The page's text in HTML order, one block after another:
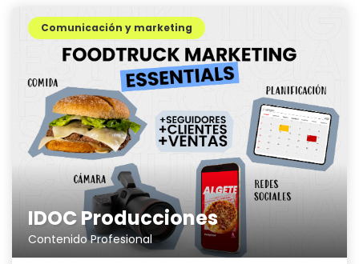
IDOC Producciones
Contenido Profesional
Comunicación y marketing